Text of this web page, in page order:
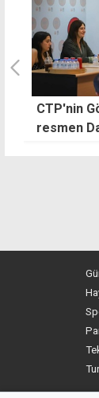
CTP'nin
resmen